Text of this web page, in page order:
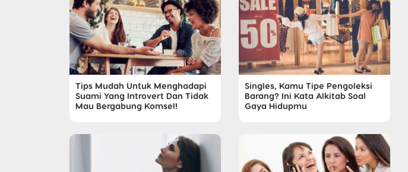
Tips Mudah Untuk Menghadapi
Suami Yang Introvert Dan Tidak
Mau Bergabung Komsel!
Singles, Kamu Tipe Pengoleksi
Barang? Ini Kata Alkitab Soal
Gaya Hidupmu